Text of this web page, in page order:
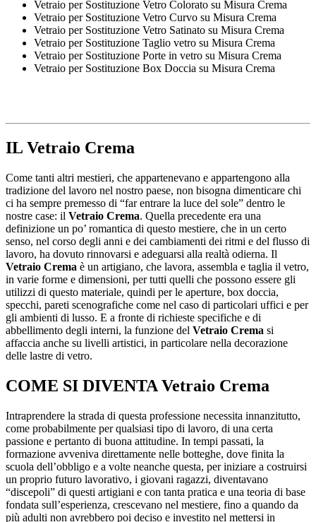
Vetraio per Sostituzione Vetro Colorato su Misura Crema
Vetraio per Sostituzione Vetro Curvo su Misura Crema
Vetraio per Sostituzione Vetro Satinato su Misura Crema
Vetraio per Sostituzione Taglio vetro su Misura Crema
Vetraio per Sostituzione Porte in vetro su Misura Crema
Vetraio per Sostituzione Box Doccia su Misura Crema
IL Vetraio Crema
Come tanti altri mestieri, che appartenevano e appartengono alla
tradizione del lavoro nel nostro paese, non bisogna dimenticare chi
ci ha sempre premesso di “far entrare la luce del sole” dentro le
nostre case: il Vetraio Crema. Quella precedente era una
definizione un po’ romantica di questo mestiere, che in un certo
senso, nel corso degli anni e dei cambiamenti dei ritmi e del flusso di
lavoro, ha dovuto rinnovarsi e adeguarsi alla realtà odierna. Il
Vetraio Crema è un artigiano, che lavora, assembla e taglia il vetro,
in varie forme e dimensioni, per tutti quelli che possono essere gli
utilizzi di questo materiale, quindi per le aperture, box doccia,
specchi, pareti scenografiche come nel caso di particolari uffici e per
gli ambienti di lusso. E a fronte di richieste specifiche e di
abbellimento degli interni, la funzione del Vetraio Crema si
affaccia anche su livelli artistici, in particolare nella decorazione
delle lastre di vetro.
COME SI DIVENTA Vetraio Crema
Intraprendere la strada di questa professione necessita innanzitutto,
come probabilmente per qualsiasi tipo di lavoro, di una certa
passione e pertanto di buona attitudine. In tempi passati, la
formazione avveniva direttamente nelle botteghe, dove finita la
scuola dell’obbligo e a volte neanche questa, per iniziare a costruirsi
un proprio futuro lavorativo, i giovani ragazzi, diventavano
“discepoli” di questi artigiani e con tanta pratica e una teoria di base
fondata sull’esperienza, crescevano nel mestiere, fino a quando da
più adulti non avrebbero poi deciso e investito nel mettersi in